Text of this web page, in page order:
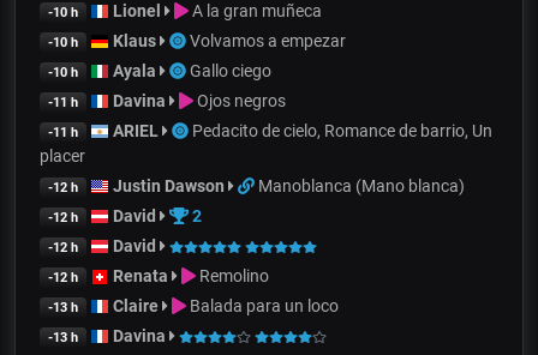
-10 h Lionel A la gran muñeca
-10 h Klaus Volvamos a empezar
-10 h Ayala Gallo ciego
-11 h Davina Ojos negros
-11 h ARIEL
Pedacito de cielo, Romance de barrio, Un
placer
-12 h Justin Dawson Manoblanca (Mano blanca)
-12 h David 2
-12 h David
-12 h Renata Remolino
-13 h Claire Balada para un loco
-13 h Davina